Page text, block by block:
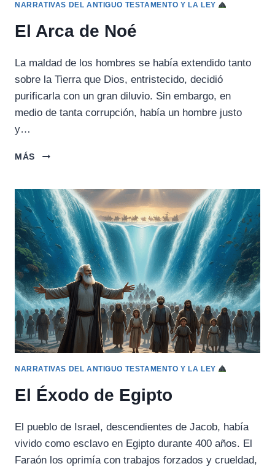
NARRATIVAS DEL ANTIGUO TESTAMENTO Y LA LEY
El Arca de Noé
La maldad de los hombres se había extendido tanto
sobre la Tierra que Dios, entristecido, decidió
purificarla con un gran diluvio. Sin embargo, en
medio de tanta corrupción, había un hombre justo
y…
MÁS
EL
NOÉ
NARRATIVAS DEL ANTIGUO TESTAMENTO Y LA LEY
El Éxodo de Egipto
El pueblo de Israel, descendientes de Jacob, había
vivido como esclavo en Egipto durante 400 años. El
Faraón los oprimía con trabajos forzados y crueldad,